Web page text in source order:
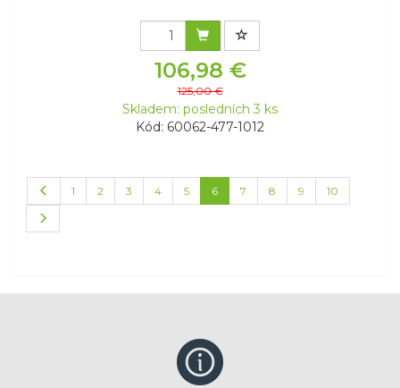
106,98 €
125,00 €
Skladem: posledních 3 ks
Kód: 60062-477-1012
1 2 3 4 5 6 7 8 9 10